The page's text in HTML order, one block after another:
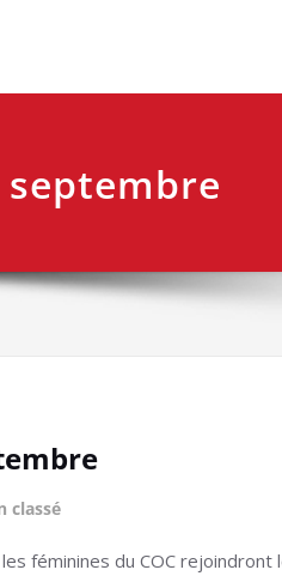
classé
féminines du COC